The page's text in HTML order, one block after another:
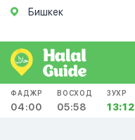
Бишкек
ФАДЖР
04:00
ВОСХОД
05:58
ЗУХР
13:12